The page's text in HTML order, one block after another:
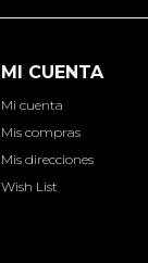
MI CUENTA
Mi cuenta
Mis compras
Mis direcciones
Wish List